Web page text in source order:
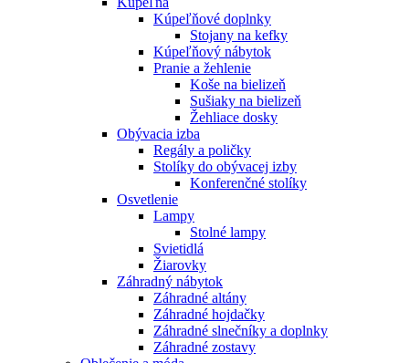
Kúpeľňové doplnky
Stojany na kefky
Kúpeľňový nábytok
Pranie a žehlenie
Koše na bielizeň
Sušiaky na bielizeň
Žehliace dosky
Obývacia izba
Regály a poličky
Stolíky do obývacej izby
Konferenčné stolíky
Osvetlenie
Lampy
Stolné lampy
Svietidlá
Žiarovky
Záhradný nábytok
Záhradné altány
Záhradné hojdačky
Záhradné slnečníky a doplnky
Záhradné zostavy